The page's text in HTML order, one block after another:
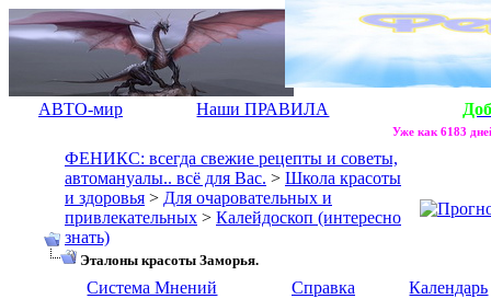
АВТО-мир Наши ПРАВИЛА
Уже как 6183
ФЕНИКС: всегда свежие рецепты и советы,
автомануалы.. всё для Вас. > Школа красоты
и здоровья > Для очаровательных и
привлекательных > Калейдоскоп (интересно
знать)
Эталоны красоты Заморья.
Система Мнений Справка Календарь